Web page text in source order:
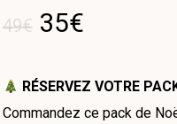
49€ 35€
RÉSERVEZ VOTRE
Commandez ce pack de